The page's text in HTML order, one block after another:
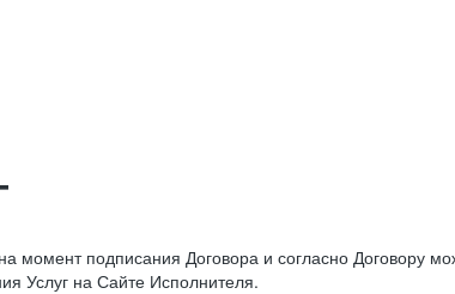
момент подписания Договора и согласно Договору
Услуг на Сайте Исполнителя.